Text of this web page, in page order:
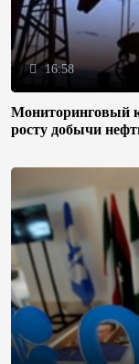
16:58
Мониторинговый
росту добычи